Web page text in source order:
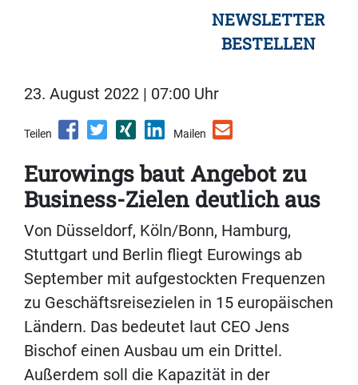
NEWSLETTER
BESTELLEN
23. August 2022 | 07:00 Uhr
Teilen Mailen
Eurowings baut Angebot zu
Business-Zielen deutlich aus
Von Düsseldorf, Köln/Bonn, Hamburg,
Stuttgart und Berlin fliegt Eurowings ab
September mit aufgestockten Frequenzen
zu Geschäftsreisezielen in 15 europäischen
Ländern. Das bedeutet laut CEO Jens
Bischof einen Ausbau um ein Drittel.
Außerdem soll die Kapazität in der